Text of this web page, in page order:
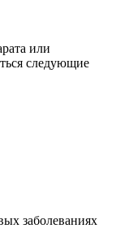
или
следующие